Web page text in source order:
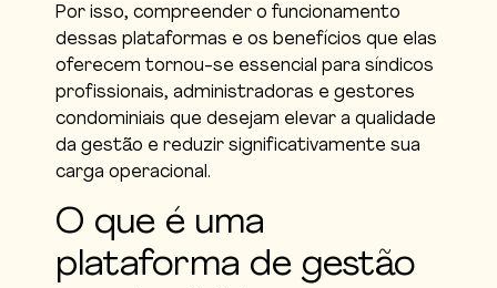
Por isso, compreender o funcionamento
dessas plataformas e os benefícios que elas
oferecem tornou-se essencial para síndicos
profissionais, administradoras e gestores
condominiais que desejam elevar a qualidade
da gestão e reduzir significativamente sua
carga operacional.
O que é uma
plataforma de gestão